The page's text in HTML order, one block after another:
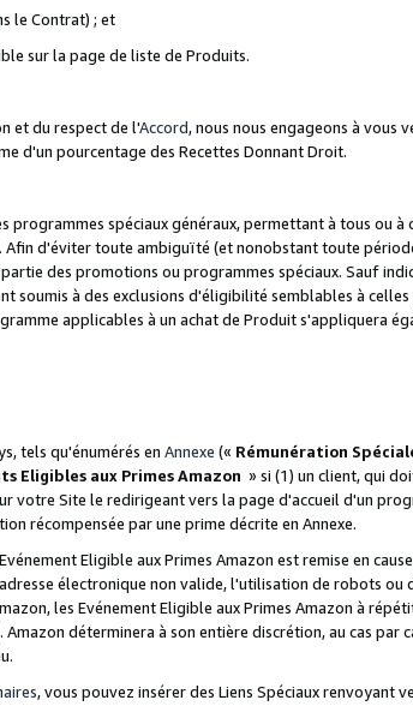
le Contrat) ; et
sur la page de liste de Produits.
et du respect de l'Accord, nous nous engageons à vous
d'un pourcentage des Recettes Donnant Droit.
spéciaux généraux, permettant à tous ou à
Afin d'éviter toute ambiguïté (et nonobstant toute
des promotions ou programmes spéciaux. Sauf
soumis à des exclusions d'éligibilité semblables à
applicables à un achat de Produit s'appliquera
tels qu'énumérés en Annexe (« Rémunération
Eligibles aux Primes Amazon » si (1) un client, qui
votre Site le redirigeant vers la page d'accueil d'un
récompensée par une prime décrite en Annexe.
Eligible aux Primes Amazon est remise en
électronique non valide, l'utilisation de robots ou
les Evénement Eligible aux Primes Amazon à
déterminera à son entière discrétion, au cas par
, vous pouvez insérer des Liens Spéciaux renvoyant